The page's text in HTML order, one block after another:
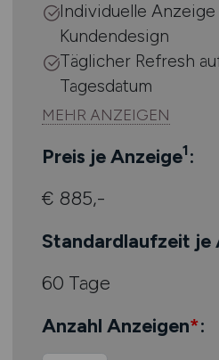
Individuelle
Kundendesign
Täglicher Refresh
Tagesdatum
Preis je Anzeige1:
€ 885,-
Standardlaufzeit je
60 Tage
Anzahl Anzeigen*: